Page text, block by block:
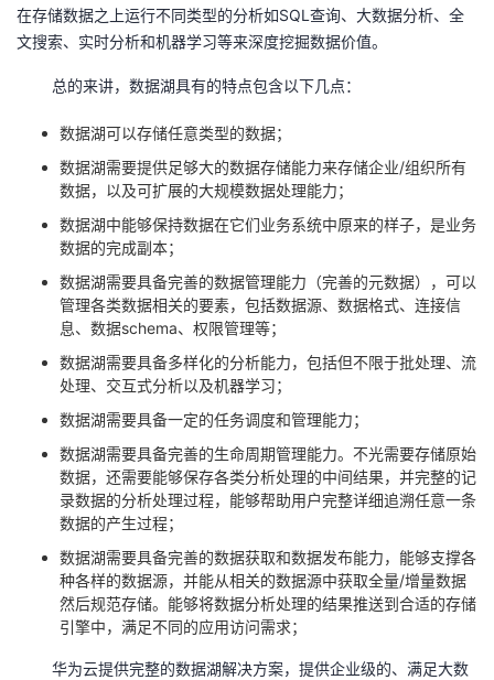
在存储数据之上运行不同类型的分析如SQL 查询、大数据分析、全
文搜索、实时分析和机器学习等来深度挖掘数据价值。
总的来讲，数据湖具有的特点包含以下几点：
数据湖可以存储任意类型的数据；
数据湖需要提供足够大的数据存储能力来存储企业/组织所有
数据，以及可扩展的大规模数据处理能力；
数据湖中能够保持数据在它们业务系统中原来的样子，是业务
数据的完成副本；
数据湖需要具备完善的数据管理能力（完善的元数据），可以
管理各类数据相关的要素，包括数据源、数据格式、连接信
息、数据schema、权限管理等；
数据湖需要具备多样化的分析能力，包括但不限于批处理、流
处理、交互式分析以及机器学习；
数据湖需要具备一定的任务调度和管理能力；
数据湖需要具备完善的生命周期管理能力。不光需要存储原始
数据，还需要能够保存各类分析处理的中间结果，并完整的记
录数据的分析处理过程，能够帮助用户完整详细追溯任意一条
数据的产生过程；
数据湖需要具备完善的数据获取和数据发布能力，能够支撑各
种各样的数据源，并能从相关的数据源中获取全量/增量数据
然后规范存储。能够将数据分析处理的结果推送到合适的存储
引擎中，满足不同的应用访问需求；
华为云提供完整的数据湖解决方案，提供企业级的、满足大数